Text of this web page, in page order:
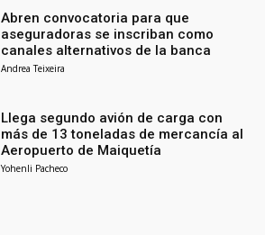
Abren convocatoria para que
aseguradoras se inscriban como
canales alternativos de la banca
Andrea Teixeira
Llega segundo avión de carga con
más de 13 toneladas de mercancía al
Aeropuerto de Maiquetía
Yohenli Pacheco